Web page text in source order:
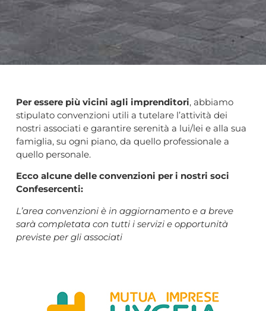
Per essere più vicini agli imprenditori, abbiamo
stipulato convenzioni utili a tutelare l’attività dei
nostri associati e garantire serenità a lui/lei e alla sua
famiglia, su ogni piano, da quello professionale a
quello personale.
Ecco alcune delle convenzioni per i nostri soci
Confesercenti:
L’area convenzioni è in aggiornamento e a breve
sarà completata con tutti i servizi e opportunità
previste per gli associati